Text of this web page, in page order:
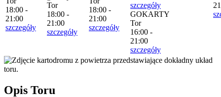
18:00 -
21:00
szczegóły
Tor
18:00 -
21:00
szczegóły
18:00 -
21:00
szczegóły
szczegóły
GOKARTY
Tor
16:00 -
21:00
szczegóły
Opis Toru